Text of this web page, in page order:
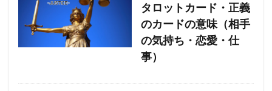
タロットカード・正義
のカードの意味（相手
の気持ち・恋愛・仕
事）